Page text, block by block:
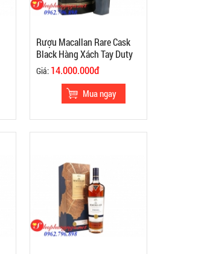
Rượu Macallan Rare Cask
Black Hàng Xách Tay Duty
Free
Giá: 14.000.000đ